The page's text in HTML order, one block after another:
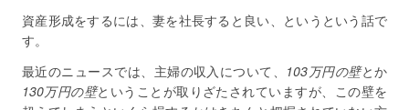
資産形成をするには、妻を社長すると良い、というという話で
す。
最近のニュースでは、主婦の収入について、 103万円の壁とか
130万円の壁ということが取りざたされていますが、この壁を